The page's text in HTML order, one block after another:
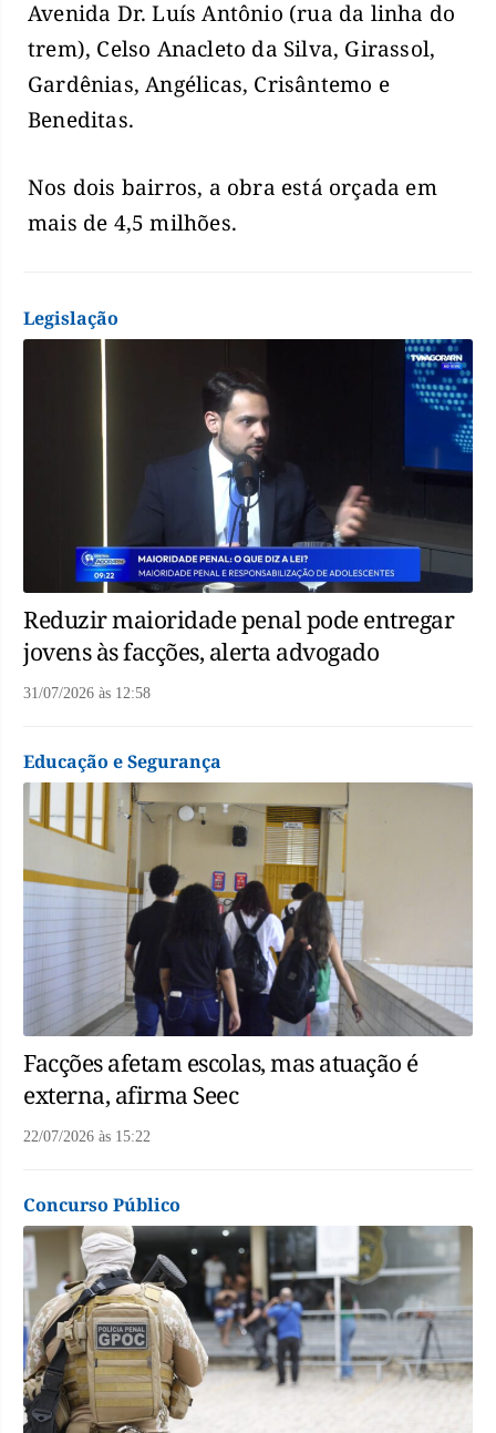
Avenida Dr. Luís Antônio (rua da linha do
trem), Celso Anacleto da Silva, Girassol,
Gardênias, Angélicas, Crisântemo e
Beneditas.
Nos dois bairros, a obra está orçada em
mais de 4,5 milhões.
Legislação
Reduzir maioridade penal pode entregar
jovens às facções, alerta advogado
31/07/2026 às 12:58
Educação e Segurança
Facções afetam escolas, mas atuação é
externa, afirma Seec
22/07/2026 às 15:22
Concurso Público